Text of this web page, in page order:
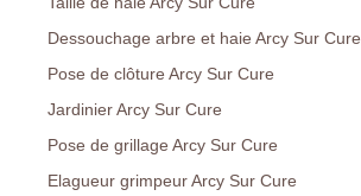
Dessouchage arbre et haie Arcy Sur Cure
Pose de clôture Arcy Sur Cure
Jardinier Arcy Sur Cure
Pose de grillage Arcy Sur Cure
Elagueur grimpeur Arcy Sur Cure